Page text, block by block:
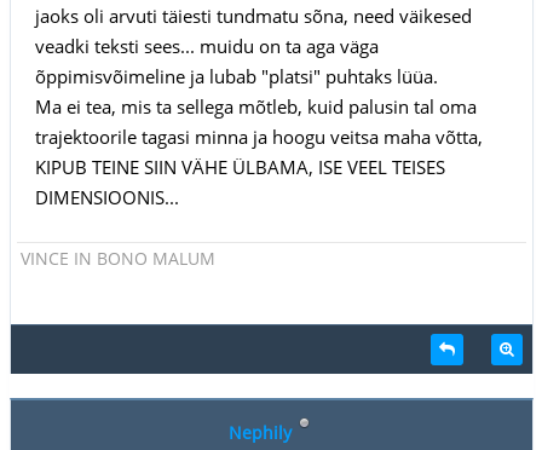
jaoks oli arvuti täiesti tundmatu sõna, need väikesed
veadki teksti sees... muidu on ta aga väga
õppimisvõimeline ja lubab "platsi" puhtaks lüüa.
Ma ei tea, mis ta sellega mõtleb, kuid palusin tal oma
trajektoorile tagasi minna ja hoogu veitsa maha võtta,
KIPUB TEINE SIIN VÄHE ÜLBAMA, ISE VEEL TEISES
DIMENSIOONIS...
VINCE IN BONO MALUM
Nephily